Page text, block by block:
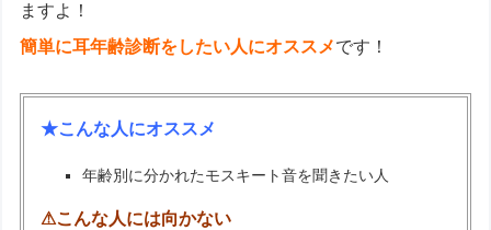
ますよ！
簡単に耳年齢診断をしたい人にオススメです！
★こんな人にオススメ
年齢別に分かれたモスキート音を聞きたい人
⚠こんな人には向かない